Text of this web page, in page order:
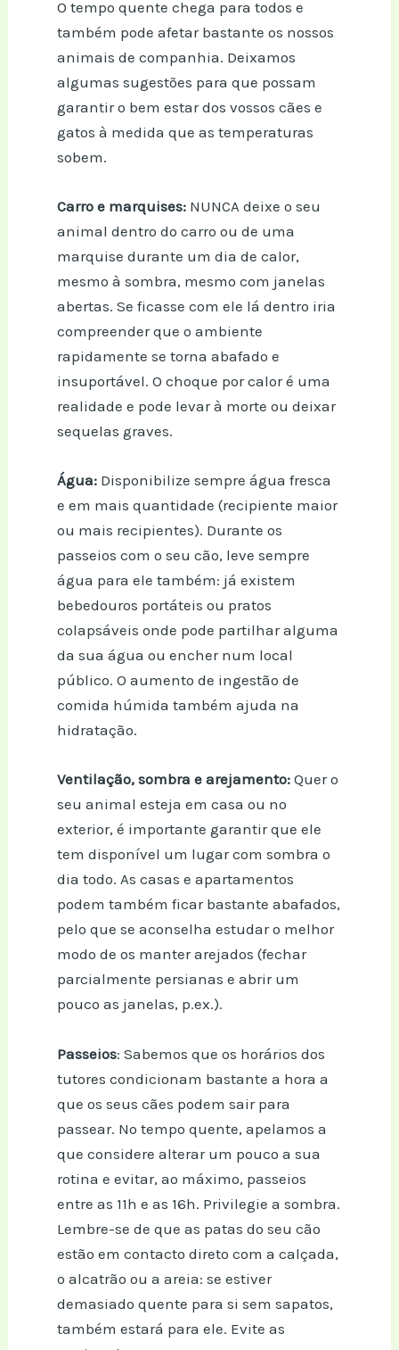
O tempo quente chega para todos e
também pode afetar bastante os nossos
animais de companhia. Deixamos
algumas sugestões para que possam
garantir o bem estar dos vossos cães e
gatos à medida que as temperaturas
sobem.
Carro e marquises: NUNCA deixe o seu
animal dentro do carro ou de uma
marquise durante um dia de calor,
mesmo à sombra, mesmo com janelas
abertas. Se ficasse com ele lá dentro iria
compreender que o ambiente
rapidamente se torna abafado e
insuportável. O choque por calor é uma
realidade e pode levar à morte ou deixar
sequelas graves.
Água: Disponibilize sempre água fresca
e em mais quantidade (recipiente maior
ou mais recipientes). Durante os
passeios com o seu cão, leve sempre
água para ele também: já existem
bebedouros portáteis ou pratos
colapsáveis onde pode partilhar alguma
da sua água ou encher num local
público. O aumento de ingestão de
comida húmida também ajuda na
hidratação.
Ventilação, sombra e arejamento: Quer o
seu animal esteja em casa ou no
exterior, é importante garantir que ele
tem disponível um lugar com sombra o
dia todo. As casas e apartamentos
podem também ficar bastante abafados,
pelo que se aconselha estudar o melhor
modo de os manter arejados (fechar
parcialmente persianas e abrir um
pouco as janelas, p.ex.).
Passeios: Sabemos que os horários dos
tutores condicionam bastante a hora a
que os seus cães podem sair para
passear. No tempo quente, apelamos a
que considere alterar um pouco a sua
rotina e evitar, ao máximo, passeios
entre as 11h e as 16h. Privilegie a sombra.
Lembre-se de que as patas do seu cão
estão em contacto direto com a calçada,
o alcatrão ou a areia: se estiver
demasiado quente para si sem sapatos,
também estará para ele. Evite as